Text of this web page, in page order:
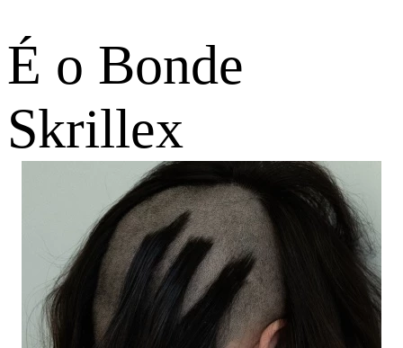
É o Bonde
Skrillex